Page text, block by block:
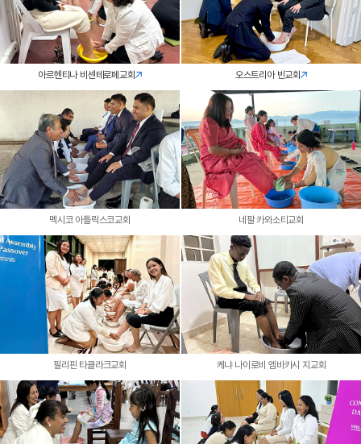
아르헨티나 비센테로페교회 오스트리아 빈교회
멕시코 아틀릭스코교회 네팔 카와소티교회
필리핀 타클라크교회 케냐 나이로비 엠바카시 지교회